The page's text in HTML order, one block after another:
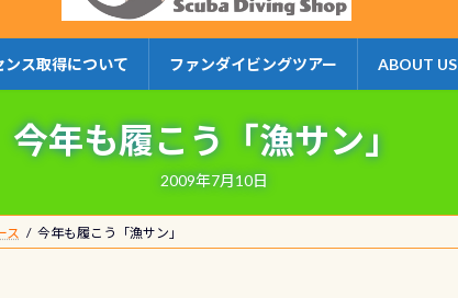
ンス取得について ファンダイビングツアー ABOUT US
今年も履こう「漁サン」
2009年7月10日
ス 今年も履こう「漁サン」